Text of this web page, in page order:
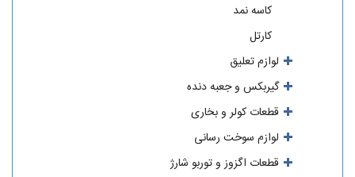
کاسه نمد
کارتل
لوازم تعلیق
گیربکس و جعبه دنده
قطعات کولر و بخاری
لوازم سوخت رسانی
قطعات اگزوز و توربو شارژ